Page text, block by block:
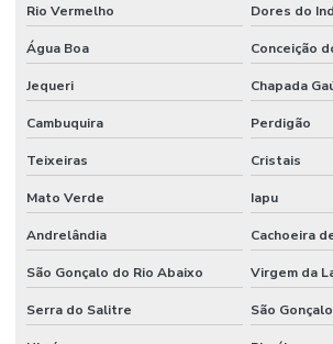
Terceirização de facilities
Terceirização de funcionários
Terceirização de jardinagem
Terceirização de limpeza
Terceirização de manutenção predial
Terceirização de mão de obra
Terceirização de mão de obra industrial
Rio Vermelho Dores do
Água Boa Conceição
Jequeri Chapada
Cambuquira Perdigão
Teixeiras Cristais
Mato Verde Iapu
Andrelândia Cachoeira
São Gonçalo do Rio Abaixo Virgem da
Serra do Salitre São